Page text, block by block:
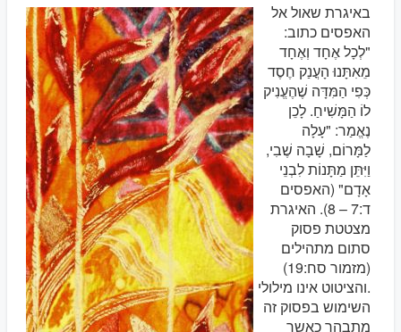
באיגרת שאול אל
האפסים כתוב:
"לְכָל אֶחָד וְאֶחָד
מֵאִתָּנוּ הָעֳנַק חֶסֶד
כְּפִי הַמִּדָּה שֶׁהֶעֱנִיק
לוֹ הַמָּשִׁיחַ. לָכֵן
נֶאֱמַר: "עָלָה
לַמָּרוֹם, שָׁבָה שֶׁבִי,
וַיִּתֵּן מַתָּנוֹת לִבְנֵי
אָדָם" (האפסים
ד:7 – 8). האיגרת
מצטטת פסוק
סתום מתהילים
(מזמור סח:19)
והציטוט אינו מילולי.
השימוש בפסוק זה
מתבהר כאשר